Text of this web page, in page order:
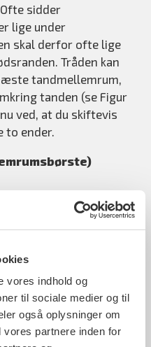
vores indhold og
til sociale medier og til
også oplysninger om
partnere inden for
sidder
lige under
skal derfor ofte lige
Tråden kan
tandmellemrum,
tanden (se Figur
ved, at du skiftevis
to ender.
af nylon og
metaltråd. Den
afgørende for, i hvor
kan anvendes. Nogle
eller plastikhåndtag.
som håndtag.